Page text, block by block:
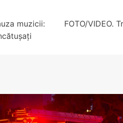
muzicii:
FOTO/VIDEO.